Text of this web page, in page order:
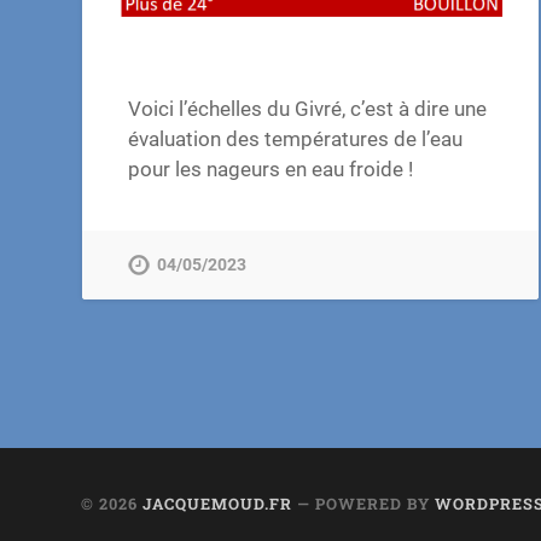
Voici l’échelles du Givré, c’est à dire une
évaluation des températures de l’eau
pour les nageurs en eau froide !
04/05/2023
© 2026JACQUEMOUD.FR — POWERED BY